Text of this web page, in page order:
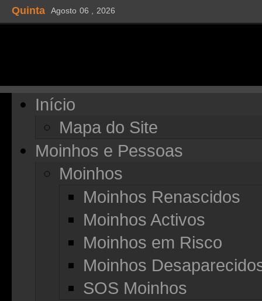
Quinta Agosto 06 , 2026
Início
Mapa do Site
Moinhos e Pessoas
Moinhos
Moinhos Renascidos
Moinhos Activos
Moinhos em Risco
Moinhos
SOS Moinhos